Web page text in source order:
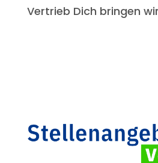
Vertrieb Dich bringen